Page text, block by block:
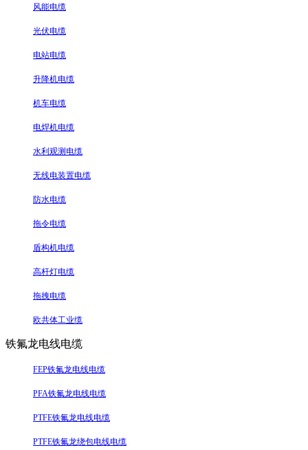
风能电缆
光伏电缆
电站电缆
升降机电缆
机车电缆
电焊机电缆
水利观测电缆
无线电装置电缆
防水电缆
拖令电缆
盾构机电缆
高杆灯电缆
拖拽电缆
欧共体工业缆
铁氟龙电线电缆
FEP铁氟龙电线电缆
PFA铁氟龙电线电缆
PTFE铁氟龙电线电缆
PTFE铁氟龙绕包电线电缆